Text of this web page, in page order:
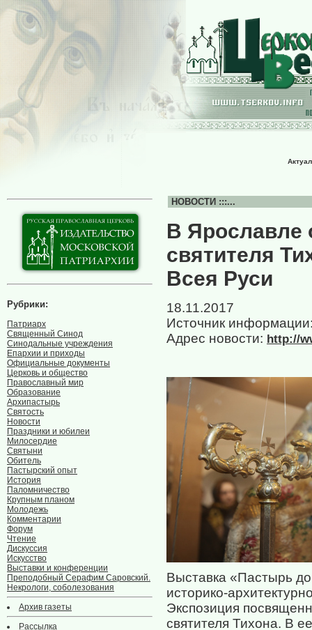
Рубрики:
Патриарх
Священный Синод
Синодальные учреждения
Епархии и приходы
Официальные документы
Церковь и общество
Православный мир
Образование
Архипастырь
Святость
Новости
Праздники и юбилеи
Милосердие
Святыни
Обитель
Пастырский опыт
История
Паломничество
Крупным планом
Молодежь
Комментарии
Форум
Чтение
Дискуссия
Искусство
Выставки и конференции
Преподобный Серафим Саровский.
Некрологи, соболезования
Архив газеты
Рассылка
НОВОСТИ :::...
В Ярославле
святителя
Всея Руси
18.11.2017
Источник
Адрес новости: http://
Выставка «Пастырь
историко-
Экспозиция
святителя Тихона. В